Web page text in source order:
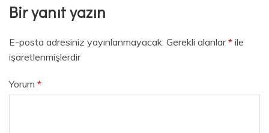
Bir yanıt yazın
E-posta adresiniz yayınlanmayacak. Gerekli alanlar* ile
işaretlenmişlerdir
Yorum *